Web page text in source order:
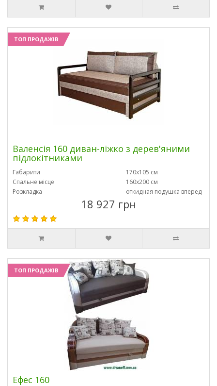
ТОП ПРОДАЖІВ
Валенсія 160 диван-ліжко з дерев'яними
підлокітниками
Габарити
170х105 см
Спальне місце
160х200 см
Розкладка
откидная подушка вперед
18 927 грн
ТОП ПРОДАЖІВ
Ефес 160